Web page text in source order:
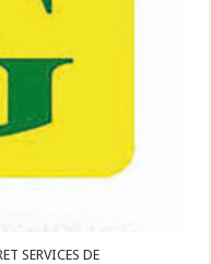
SERVICES DE